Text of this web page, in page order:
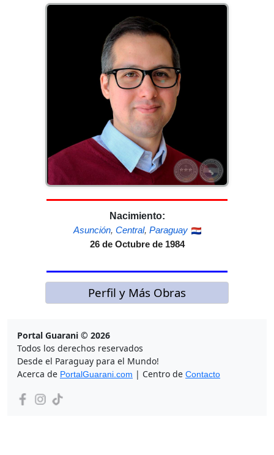
Nacimiento:
Asunción, Central, Paraguay
26 de Octubre de 1984
Perfil y Más Obras
Portal Guarani © 2026
Todos los derechos reservados
Desde el Paraguay para el Mundo!
Acerca de PortalGuarani.com | Centro de Contacto